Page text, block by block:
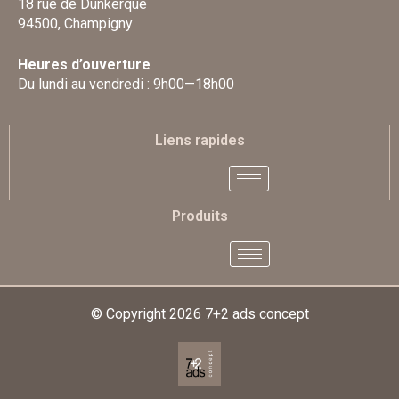
18 rue de Dunkerque
94500, Champigny
Heures d’ouverture
Du lundi au vendredi : 9h00—18h00
Liens rapides
Produits
© Copyright 2026 7+2 ads concept